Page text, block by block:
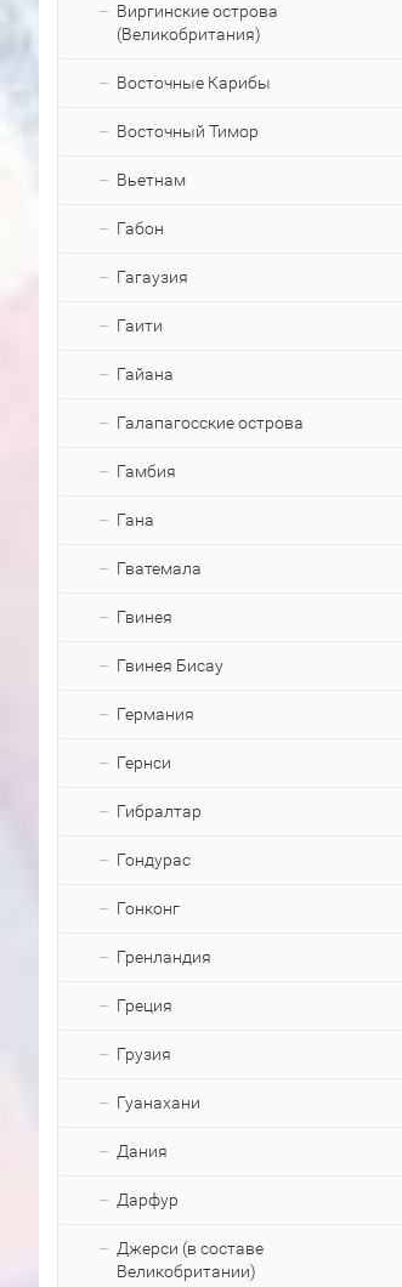
Виргинские острова
(Великобритания)
Восточные Карибы
Восточный Тимор
Вьетнам
Габон
Гагаузия
Гаити
Гайана
Галапагосские острова
Гамбия
Гана
Гватемала
Гвинея
Гвинея Бисау
Германия
Гернси
Гибралтар
Гондурас
Гонконг
Гренландия
Греция
Грузия
Гуанахани
Дания
Дарфур
Джерси (в составе
Великобритании)